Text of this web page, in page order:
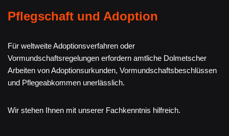
Pflegschaft und Adoption
Für weltweite Adoptionsverfahren oder
Vormundschaftsregelungen erfordern amtliche Dolmetscher
Arbeiten von Adoptionsurkunden, Vormundschaftsbeschlüssen
und Pflegeabkommen unerlässlich.
Wir stehen Ihnen mit unserer Fachkenntnis hilfreich.